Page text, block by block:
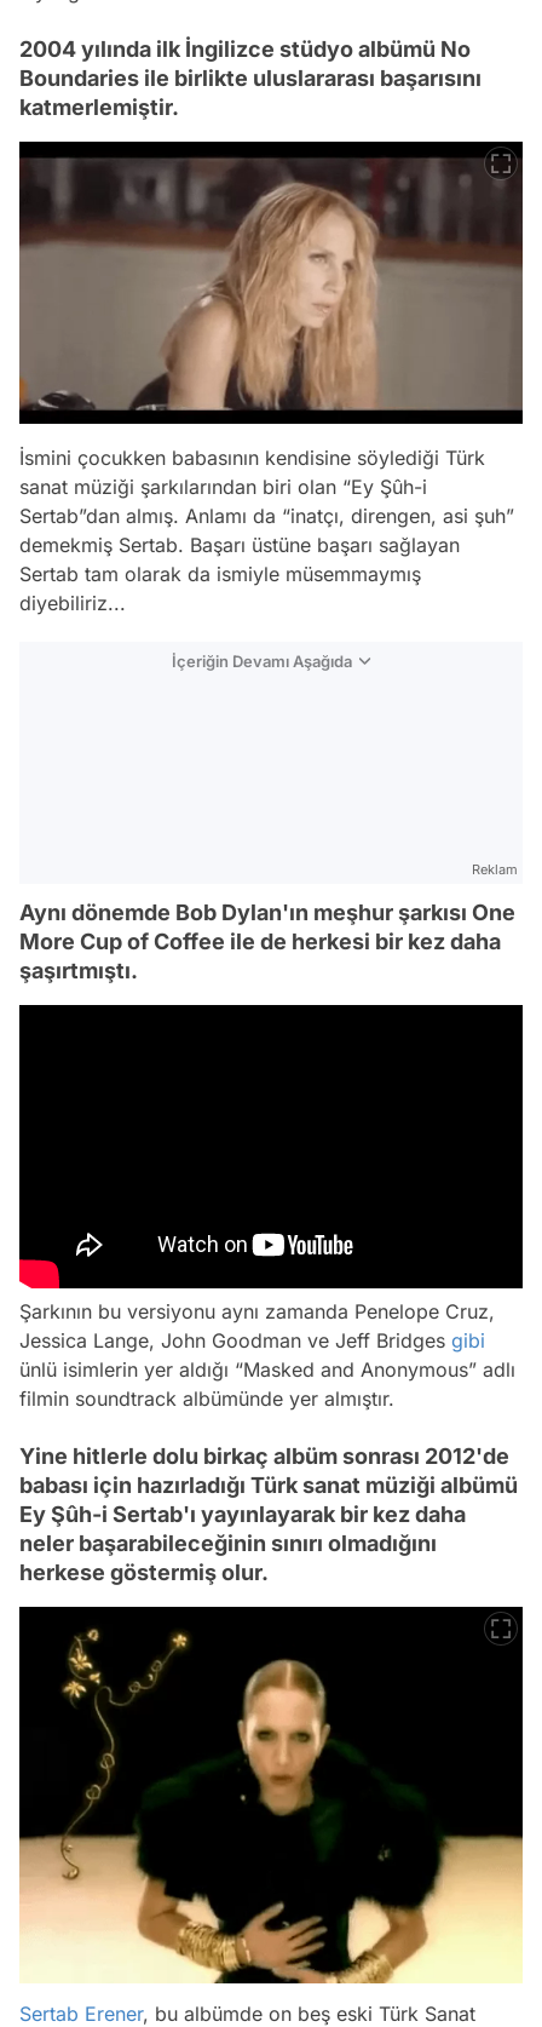
2004 yılında ilk İngilizce stüdyo albümü No
Boundaries ile birlikte uluslararası başarısını
katmerlemiştir.
İsmini çocukken babasının kendisine söylediği Türk
sanat müziği şarkılarından biri olan “Ey Şûh-i
Sertab”dan almış. Anlamı da “inatçı, direngen, asi şuh”
demekmiş Sertab. Başarı üstüne başarı sağlayan
Sertab tam olarak da ismiyle müsemmaymış
diyebiliriz...
İçeriğin Devamı Aşağıda
Reklam
Aynı dönemde Bob Dylan'ın meşhur şarkısı One
More Cup of Coffee ile de herkesi bir kez daha
şaşırtmıştı.
Şarkının bu versiyonu aynı zamanda Penelope Cruz,
Jessica Lange, John Goodman ve Jeff Bridges gibi
ünlü isimlerin yer aldığı “Masked and Anonymous” adlı
filmin soundtrack albümünde yer almıştır.
Yine hitlerle dolu birkaç albüm sonrası 2012'de
babası için hazırladığı Türk sanat müziği albümü
Ey Şûh-i Sertab'ı yayınlayarak bir kez daha
neler başarabileceğinin sınırı olmadığını
herkese göstermiş olur.
Sertab Erener, bu albümde on beş eski Türk Sanat